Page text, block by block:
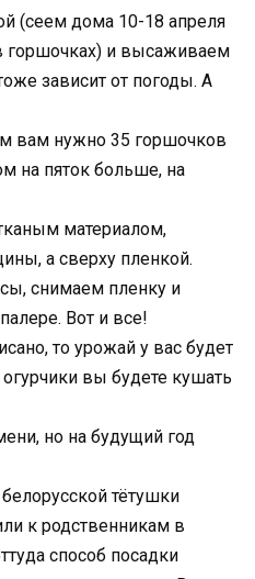
(сеем дома 10-18 апреля
горшочках) и высаживаем
зависит от погоды. А
вам нужно 35 горшочков
на пяток больше, на
материалом,
а сверху пленкой.
снимаем пленку и
Вот и все!
то урожай у вас будет
вы будете кушать
но на будущий год
тётушки
к родственникам в
способ посадки